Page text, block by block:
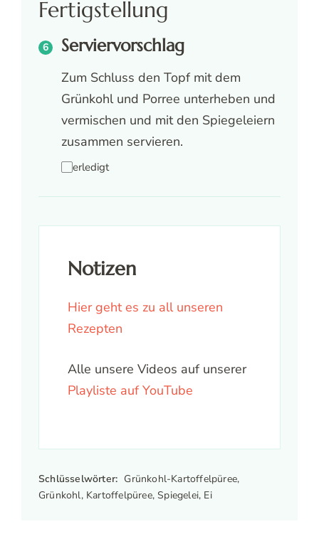
Fertigstellung
Serviervorschlag
Zum Schluss den Topf mit dem
Grünkohl und Porree unterheben und
vermischen und mit den Spiegeleiern
zusammen servieren.
erledigt
Notizen
Hier geht es zu all unseren
Rezepten
Alle unsere Videos auf unserer
Playliste auf YouTube
Schlüsselwörter: Grünkohl-Kartoffelpüree,
Grünkohl, Kartoffelpüree, Spiegelei, Ei